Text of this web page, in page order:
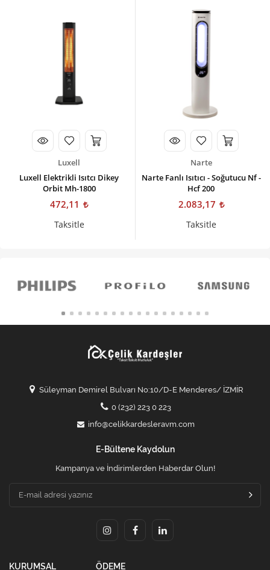
Luxell
Luxell Elektrikli Isıtcı Dikey
Orbit Mh-1800
472,11
Taksitle
Narte
Narte Fanlı Isıtıcı - Soğutucu Nf -
Hcf 200
2.083,17
Taksitle
Süleyman Demirel Bulvarı No:10/D-E Menderes/ İZMİR
0 (232) 223 0 223
info@celikkardesleravm.com
E-Bültene Kaydolun
Kampanya ve İndirimlerden Haberdar Olun!
KURUMSAL ÖDEME